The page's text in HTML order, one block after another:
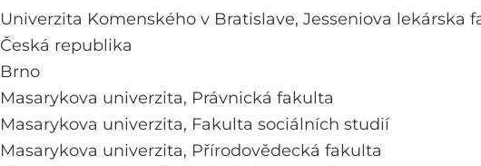
Univerzita Komenského v Bratislave, Jesseniova lekárska
Česká republika
Brno
Masarykova univerzita, Právnická fakulta
Masarykova univerzita, Fakulta sociálních studií
Masarykova univerzita, Přírodovědecká fakulta